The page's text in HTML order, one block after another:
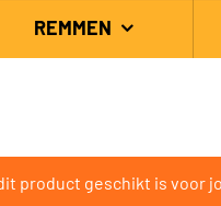
REMMEN
product geschikt is voor